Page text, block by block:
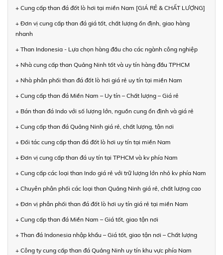
+ Cung cấp than đá đốt lò hơi tại miền Nam [GIÁ RẺ & CHẤT LƯỢNG]
+ Đơn vị cung cấp than đá giá tốt, chất lượng ổn định, giao hàng
nhanh
+ Than Indonesia - Lựa chọn hàng đầu cho các ngành công nghiệp
+ Nhà cung cấp than Quảng Ninh tốt và uy tín hàng đầu TPHCM
+ Nhà phân phối than đá đốt lò hơi giá rẻ uy tín tại miền Nam
+ Cung cấp than đá Miền Nam – Uy tín – Chất lượng – Giá rẻ
+ Bán than đá Indo với số lượng lớn, nguồn cung ổn định và giá rẻ
+ Cung cấp than đá Quảng Ninh giá rẻ, chất lượng, tận nơi
+ Đối tác cung cấp than đá đốt lò hơi uy tín tại miền Nam
+ Đơn vị cung cấp than đá uy tín tại TPHCM và kv phía Nam
+ Cung cấp các loại than Indo giá rẻ với trữ lượng lớn nhỏ kv phía Nam
+ Chuyên phân phối các loại than Quảng Ninh giá rẻ, chất lượng cao
+ Đơn vị phân phối than đá đốt lò hơi uy tín giá rẻ tại miền Nam
+ Cung cấp than đá Miền Nam – Giá tốt, giao tận nơi
+ Than đá Indonesia nhập khẩu – Giá tốt, giao tận nơi – Chất lượng
+ Công ty cung cấp than đá Quảng Ninh uy tín khu vực phía Nam